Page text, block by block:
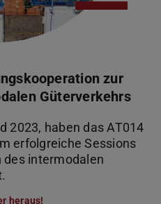
zur
Güterverkehrs
2023, haben das AT014
erfolgreiche Sessions
des intermodalen
heraus!